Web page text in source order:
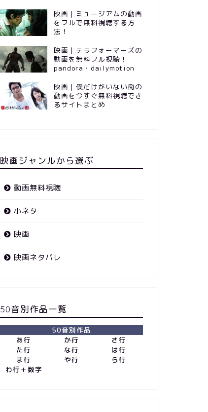
映画｜ミュージアムの動画
をフルで無料視聴する方
法！
映画｜テラフォーマーズの
動画を無料フル視聴！
pandora・dailymotion
映画｜僕だけがいない街の
動画を今すぐ無料視聴でき
るサイトまとめ
映画ジャンルから選ぶ
動画無料視聴
小ネタ
映画
映画ネタバレ
50音別作品一覧
50音別作品
あ行
か行
さ行
た行
な行
は行
ま行
や行
ら行
わ行＋数字